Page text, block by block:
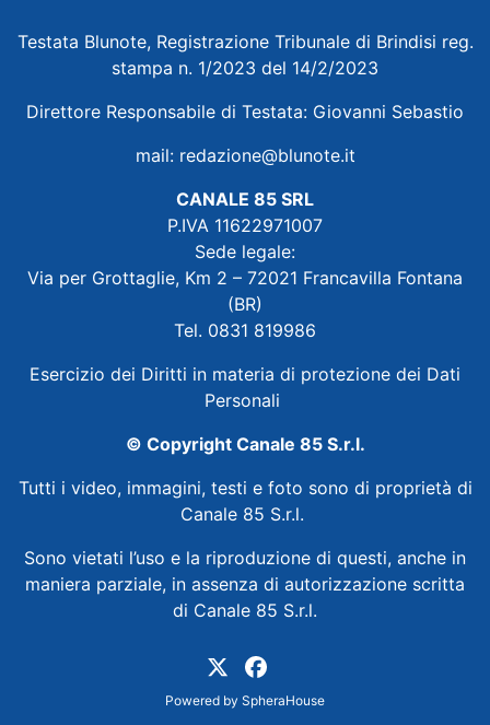
Testata Blunote, Registrazione Tribunale di Brindisi reg.
stampa n. 1/2023 del 14/2/2023
Direttore Responsabile di Testata: Giovanni Sebastio
mail: redazione@blunote.it
CANALE 85 SRL
P.IVA 11622971007
Sede legale:
Via per Grottaglie, Km 2 – 72021 Francavilla Fontana
(BR)
Tel. 0831 819986
Esercizio dei Diritti in materia di protezione dei Dati
Personali
© Copyright Canale 85 S.r.l.
Tutti i video, immagini, testi e foto sono di proprietà di
Canale 85 S.r.l.
Sono vietati l’uso e la riproduzione di questi, anche in
maniera parziale, in assenza di autorizzazione scritta
di Canale 85 S.r.l.
Powered by SpheraHouse